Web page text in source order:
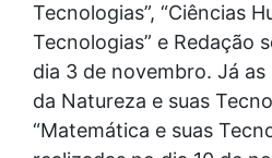
Tecnologias”, “Ciências
Tecnologias” e Redação
dia 3 de novembro. Já as
da Natureza e suas
“Matemática e suas